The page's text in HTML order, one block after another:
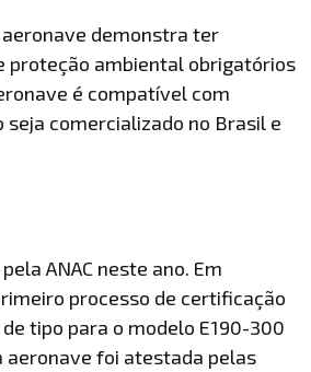
aeronave demonstra ter
proteção ambiental obrigatórios
é compatível com
comercializado no Brasil e
ANAC neste ano. Em
processo de certificação
tipo para o modelo E190-300
aeronave foi atestada pelas